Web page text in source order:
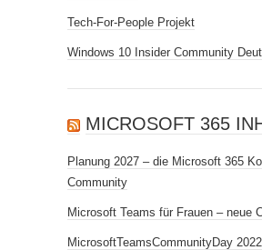
Tech-For-People Projekt
Windows 10 Insider Community
MICROSOFT 365
Planung 2027 – die Microsoft 365
Community
Microsoft Teams für Frauen – neue
MicrosoftTeamsCommunityDay